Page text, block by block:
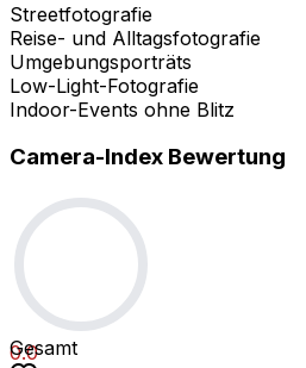
Streetfotografie
Reise- und Alltagsfotografie
Umgebungsporträts
Low-Light-Fotografie
Indoor-Events ohne Blitz
Camera-Index Bewertung
0.0
Gesamt